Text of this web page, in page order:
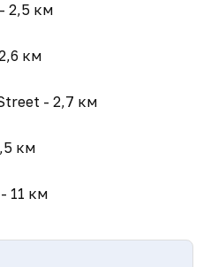
2,5 км
км
- 2,7 км
км
11 км